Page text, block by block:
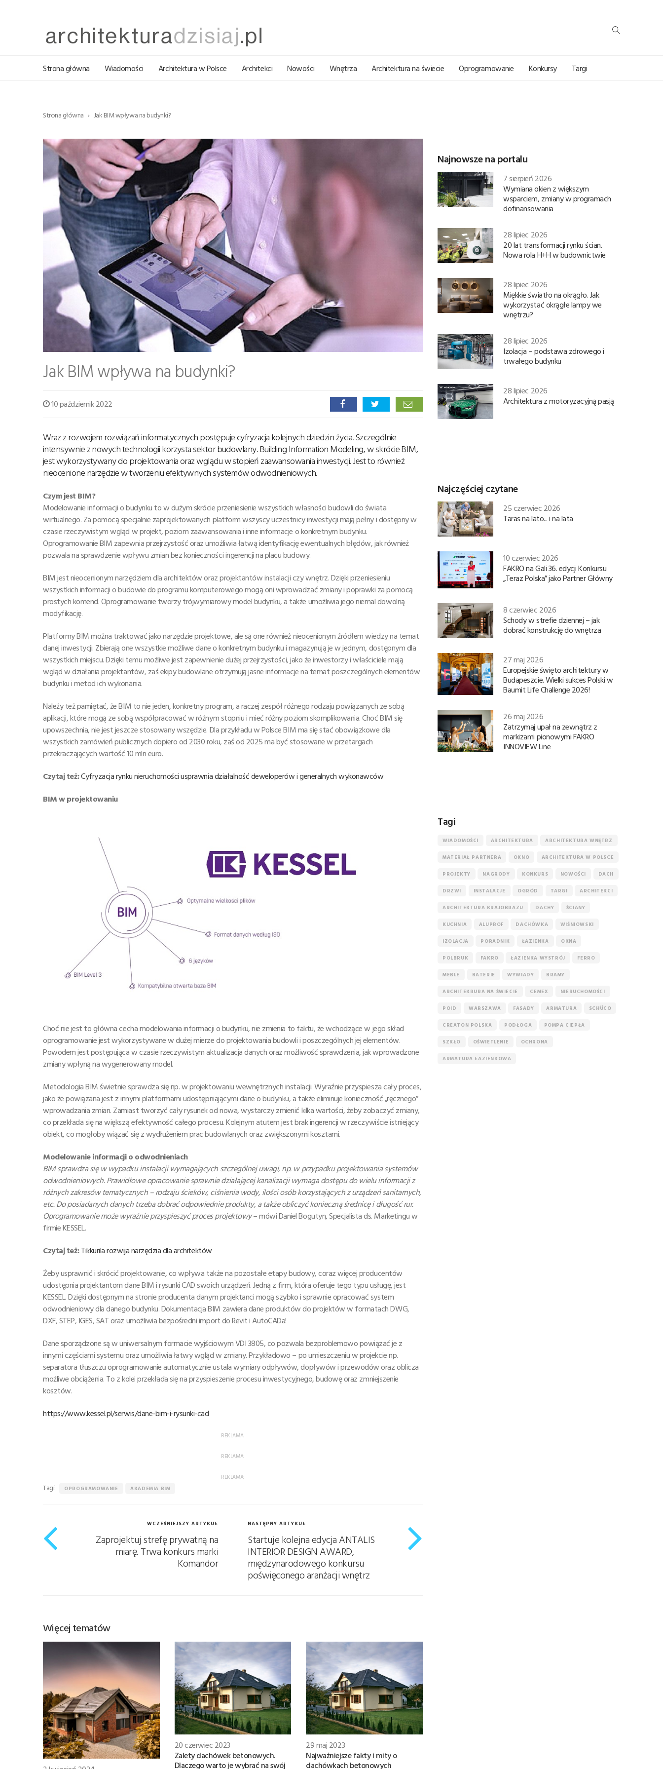
Strona główna Wiadomości Architektura w Polsce Architekci Nowości Wnętrza Architektura na świecie Oprogramowanie Konkursy Targi
Strona główna Jak BIM wpływa na budynki?
Jak BIM wpływa na budynki?
10 październik 2022
Wraz z rozwojem rozwiązań informatycznych postępuje cyfryzacja kolejnych dziedzin życia. Szczególnie
intensywnie z nowych technologii korzysta sektor budowlany. Building Information Modeling, w skrócie BIM,
jest wykorzystywany do projektowania oraz wglądu w stopień zaawansowania inwestycji. Jest to również
nieocenione narzędzie w tworzeniu efektywnych systemów odwodnieniowych.
Czym jest BIM?
Modelowanie informacji o budynku to w dużym skrócie przeniesienie wszystkich własności budowli do świata
wirtualnego. Za pomocą specjalnie zaprojektowanych platform wszyscy uczestnicy inwestycji mają pełny i dostępny w
czasie rzeczywistym wgląd w projekt, poziom zaawansowania i inne informacje o konkretnym budynku.
Oprogramowanie BIM zapewnia przejrzystość oraz umożliwia łatwą identyfikację ewentualnych błędów, jak również
pozwala na sprawdzenie wpływu zmian bez konieczności ingerencji na placu budowy.
BIM jest nieocenionym narzędziem dla architektów oraz projektantów instalacji czy wnętrz. Dzięki przeniesieniu
wszystkich informacji o budowie do programu komputerowego mogą oni wprowadzać zmiany i poprawki za pomocą
prostych komend. Oprogramowanie tworzy trójwymiarowy model budynku, a także umożliwia jego niemal dowolną
modyfikację.
Platformy BIM można traktować jako narzędzie projektowe, ale są one również nieocenionym źródłem wiedzy na temat
danej inwestycji. Zbierają one wszystkie możliwe dane o konkretnym budynku i magazynują je w jednym, dostępnym dla
wszystkich miejscu. Dzięki temu możliwe jest zapewnienie dużej przejrzystości, jako że inwestorzy i właściciele mają
wgląd w działania projektantów, zaś ekipy budowlane otrzymują jasne informacje na temat poszczególnych elementów
budynku i metod ich wykonania.
Należy też pamiętać, że BIM to nie jeden, konkretny program, a raczej zespół różnego rodzaju powiązanych ze sobą
aplikacji, które mogą ze sobą współpracować w różnym stopniu i mieć różny poziom skomplikowania. Choć BIM się
upowszechnia, nie jest jeszcze stosowany wszędzie. Dla przykładu w Polsce BIM ma się stać obowiązkowe dla
wszystkich zamówień publicznych dopiero od 2030 roku, zaś od 2025 ma być stosowane w przetargach
przekraczających wartość 10 mln euro.
Czytaj też:Cyfryzacja rynku nieruchomości usprawnia działalność deweloperów i generalnych wykonawców
BIM w projektowaniu
Choć nie jest to główna cecha modelowania informacji o budynku, nie zmienia to faktu, że wchodzące w jego skład
oprogramowanie jest wykorzystywane w dużej mierze do projektowania budowli i poszczególnych jej elementów.
Powodem jest postępująca w czasie rzeczywistym aktualizacja danych oraz możliwość sprawdzenia, jak wprowadzone
zmiany wpłyną na wygenerowany model.
Metodologia BIM świetnie sprawdza się np. w projektowaniu wewnętrznych instalacji. Wyraźnie przyspiesza cały proces,
jako że powiązana jest z innymi platformami udostępniającymi dane o budynku, a także eliminuje konieczność „ręcznego”
wprowadzania zmian. Zamiast tworzyć cały rysunek od nowa, wystarczy zmienić kilka wartości, żeby zobaczyć zmiany,
co przekłada się na większą efektywność całego procesu. Kolejnym atutem jest brak ingerencji w rzeczywiście istniejący
obiekt, co mogłoby wiązać się z wydłużeniem prac budowlanych oraz zwiększonymi kosztami.
Modelowanie informacji o odwodnieniach
BIM sprawdza się w wypadku instalacji wymagających szczególnej uwagi, np. w przypadku projektowania systemów
odwodnieniowych. Prawidłowe opracowanie sprawnie działającej kanalizacji wymaga dostępu do wielu informacji z
różnych zakresów tematycznych – rodzaju ścieków, ciśnienia wody, ilości osób korzystających z urządzeń sanitarnych,
etc. Do posiadanych danych trzeba dobrać odpowiednie produkty, a także obliczyć konieczną średnicę i długość rur.
Oprogramowanie może wyraźnie przyspieszyć proces projektowy– mówi Daniel Bogutyn, Specjalista ds. Marketingu w
firmie KESSEL.
Czytaj też:Tikkurila rozwija narzędzia dla architektów
Żeby usprawnić i skrócić projektowanie, co wpływa także na pozostałe etapy budowy, coraz więcej producentów
udostępnia projektantom dane BIM i rysunki CAD swoich urządzeń. Jedną z firm, która oferuje tego typu usługę, jest
KESSEL. Dzięki dostępnym na stronie producenta danym projektanci mogą szybko i sprawnie opracować system
odwodnieniowy dla danego budynku. Dokumentacja BIM zawiera dane produktów do projektów w formatach DWG,
DXF, STEP, IGES, SAT oraz umożliwia bezpośredni import do Revit i AutoCADa!
Dane sporządzone są w uniwersalnym formacie wyjściowym VDI 3805, co pozwala bezproblemowo powiązać je z
innymi częściami systemu oraz umożliwia łatwy wgląd w zmiany. Przykładowo – po umieszczeniu w projekcie np.
separatora tłuszczu oprogramowanie automatycznie ustala wymiary odpływów, dopływów i przewodów oraz oblicza
możliwe obciążenia. To z kolei przekłada się na przyspieszenie procesu inwestycyjnego, budowę oraz zmniejszenie
kosztów.
https://www.kessel.pl/serwis/dane-bim-i-rysunki-cad
REKLAMA:
REKLAMA:
REKLAMA:
Tagi: OPROGRAMOWANIE AKADEMIA BIM
WCZEŚNIEJSZY ARTYKUŁ
Zaprojektuj strefę prywatną na
miarę. Trwa konkurs marki
Komandor
NASTĘPNY ARTYKUŁ
Startuje kolejna edycja ANTALIS
INTERIOR DESIGN AWARD,
międzynarodowego konkursu
poświęconego aranżacji wnętrz
Więcej tematów
20 czerwiec 2023
Zalety dachówek betonowych.
Dlaczego warto je wybrać na swój
29 maj 2023
Najważniejsze fakty i mity o
dachówkach betonowych
Najnowsze na portalu
7 sierpień 2026
Wymiana okien z większym
wsparciem, zmiany w programach
dofinansowania
28 lipiec 2026
20 lat transformacji rynku ścian.
Nowa rola H+H w budownictwie
28 lipiec 2026
Miękkie światło na okrągło. Jak
wykorzystać okrągłe lampy we
wnętrzu?
28 lipiec 2026
Izolacja – podstawa zdrowego i
trwałego budynku
28 lipiec 2026
Architektura z motoryzacyjną pasją
Najczęściej czytane
25 czerwiec 2026
Taras na lato... i na lata
10 czerwiec 2026
FAKRO na Gali 36. edycji Konkursu
„Teraz Polska” jako Partner Główny
8 czerwiec 2026
Schody w strefie dziennej – jak
dobrać konstrukcję do wnętrza
27 maj 2026
Europejskie święto architektury w
Budapeszcie. Wielki sukces Polski w
Baumit Life Challenge 2026!
26 maj 2026
Zatrzymaj upał na zewnątrz z
markizami pionowymi FAKRO
INNOVIEW Line
Tagi
WIADOMOŚCI ARCHITEKTURA ARCHITEKTURA WNĘTRZ
MATERIAŁ PARTNERA OKNO ARCHITEKTURA W POLSCE
PROJEKTY NAGRODY KONKURS NOWOŚCI DACH
DRZWI INSTALACJE OGRÓD TARGI ARCHITEKCI
ARCHITEKTURA KRAJOBRAZU DACHY ŚCIANY
KUCHNIA ALUPROF DACHÓWKA WIŚNIOWSKI
IZOLACJA PORADNIK ŁAZIENKA OKNA
POLBRUK FAKRO ŁAZIENKA WYSTRÓJ FERRO
MEBLE BATERIE WYWIADY BRAMY
ARCHITEKRURA NA ŚWIECIE CEMEX NIERUCHOMOŚCI
POID WARSZAWA FASADY ARMATURA SCHÜCO
CREATON POLSKA PODŁOGA POMPA CIEPŁA
SZKŁO OŚWIETLENIE OCHRONA
ARMATURA ŁAZIENKOWA